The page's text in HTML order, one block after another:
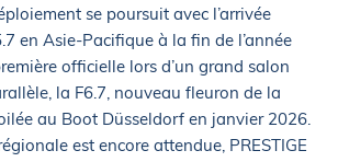
se poursuit avec l’arrivée
en Asie-Pacifique à la fin de l’année
officielle lors d’un grand salon
la F6.7, nouveau fleuron de la
au Boot Düsseldorf en janvier 2026.
est encore attendue, PRESTIGE